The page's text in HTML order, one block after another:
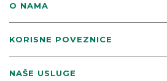
O NAMA
KORISNE POVEZNICE
NAŠE USLUGE